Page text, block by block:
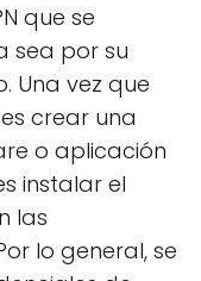
que se
sea por su
Una vez que
crear una
o aplicación
instalar el
las
lo general, se